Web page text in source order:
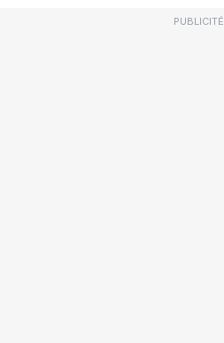
PUBLICITÉ